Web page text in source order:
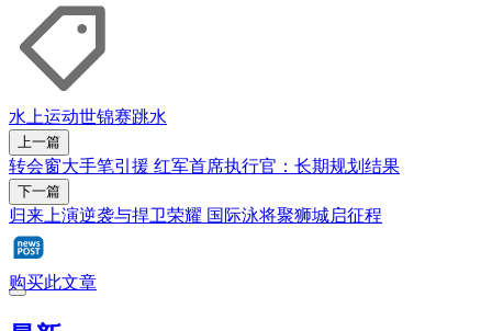
水上运动世锦赛跳水
上一篇
转会窗大手笔引援 红军首席执行官：长期规划结果
下一篇
归来上演逆袭与捍卫荣耀 国际泳将聚狮城启征程
购买此文章